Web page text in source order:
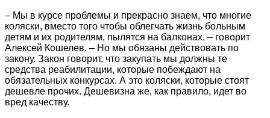
– Мы в курсе проблемы и прекрасно знаем, что многие
коляски, вместо того чтобы облегчать жизнь больным
детям и их родителям, пылятся на балконах, – говорит
Алексей Кошелев. – Но мы обязаны действовать по
закону. Закон говорит, что закупать мы должны те
средства реабилитации, которые побеждают на
обязательных конкурсах. А это коляски, которые стоят
дешевле прочих. Дешевизна же, как правило, идет во
вред качеству.